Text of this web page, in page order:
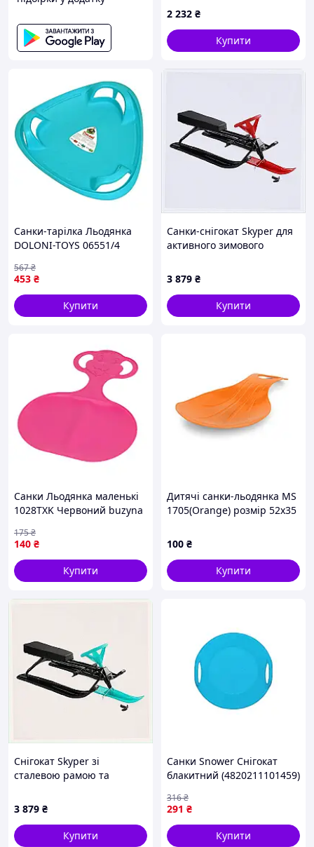
2 232 ₴
Купити
Санки-тарілка Льодянка
DOLONI-TOYS 06551/4
453 ₴
567₴
Купити
Санки-снігокат Skyper для
активного зимового
3 879 ₴
Купити
Санки Льодянка маленькі
1028TXK Червоний buzyna
140 ₴
175₴
Купити
Дитячі санки-льодянка MS
1705(Orange) розмір 52х35
100 ₴
Купити
Снігокат Skyper зі
сталевою рамою та
3 879 ₴
Купити
Санки Snower Снігокат
блакитний (4820211101459)
291 ₴
316₴
Купити